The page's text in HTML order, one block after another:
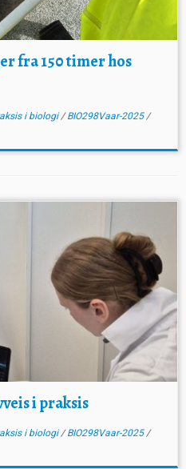
fra 150 timer hos
i biologi/BIO298Vaar-2025/
i praksis
i biologi/BIO298Vaar-2025/